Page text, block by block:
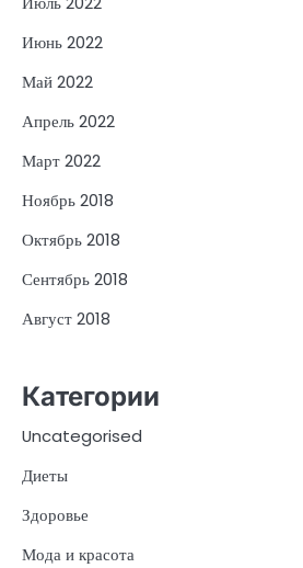
Июнь 2022
Май 2022
Апрель 2022
Март 2022
Ноябрь 2018
Октябрь 2018
Сентябрь 2018
Август 2018
Категории
Uncategorised
Диеты
Здоровье
Мода и красота